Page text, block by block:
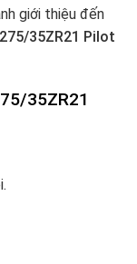
giới thiệu đến
35ZR21 Pilot
35ZR21